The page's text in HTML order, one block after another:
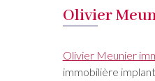
Olivier
Olivier Meunier
immobilière